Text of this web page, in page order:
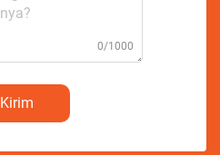
0/1000
Kirim